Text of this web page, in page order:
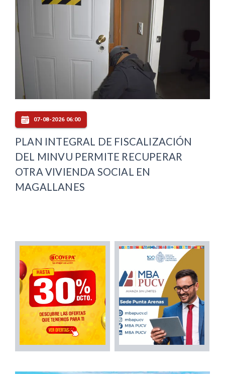
07-08-2026 06:00
PLAN INTEGRAL DE FISCALIZACIÓN
DEL MINVU PERMITE RECUPERAR
OTRA VIVIENDA SOCIAL EN
MAGALLANES